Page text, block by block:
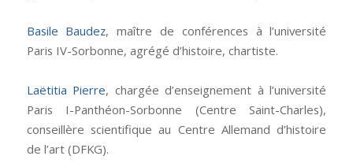
Basile Baudez, maître de conférences à l’université
Paris IV-Sorbonne, agrégé d’histoire, chartiste.
Laëtitia Pierre, chargée d’enseignement à l’université
Paris I-Panthéon-Sorbonne (Centre Saint-Charles),
conseillère scientifique au Centre Allemand d’histoire
de l’art (DFKG).